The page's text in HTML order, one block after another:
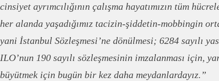
cinsiyet ayrımcılığının çalışma hayatımızın tüm
her alanda yaşadığımız tacizin-şiddetin-mobbingin
yani İstanbul Sözleşmesi’ne dönülmesi; 6284 sayılı
ILO’nun 190 sayılı sözleşmesinin imzalanması için,
büyütmek için bugün bir kez daha meydanlardayız.”